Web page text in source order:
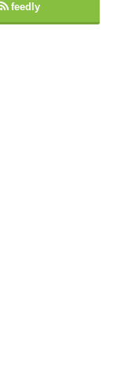
feedly